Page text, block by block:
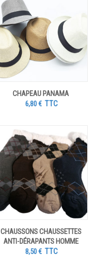
CHAPEAU PANAMA
6,80€ TTC
CHAUSSONS CHAUSSETTES
ANTI-DÉRAPANTS HOMME
8,50€ TTC